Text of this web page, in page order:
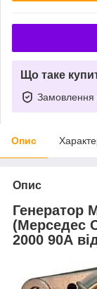
Що таке
Замовлення
Опис
Опис
Генератор
(Мерседес
2000 90А